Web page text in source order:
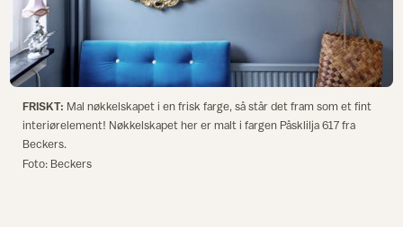
FRISKT: Mal nøkkelskapet i en frisk farge, så står det fram som et fint
interiørelement! Nøkkelskapet her er malt i fargen Påsklilja 617 fra
Beckers.
Foto: Beckers